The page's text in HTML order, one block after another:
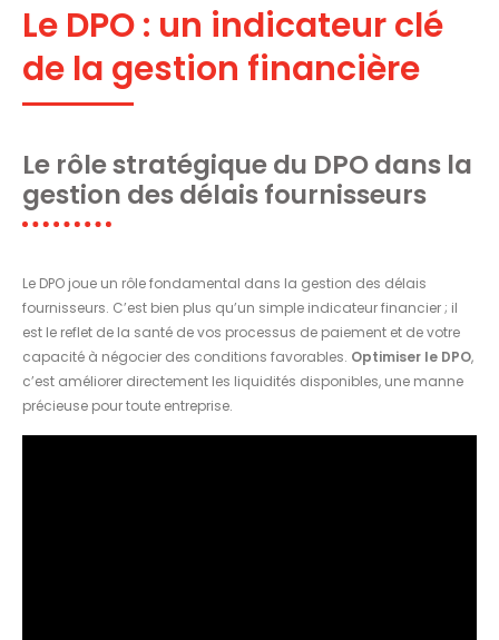
Le DPO : un indicateur clé
de la gestion financière
Le rôle stratégique du DPO dans la
gestion des délais fournisseurs
Le DPO joue un rôle fondamental dans la gestion des délais
fournisseurs. C’est bien plus qu’un simple indicateur financier ; il
est le reflet de la santé de vos processus de paiement et de votre
capacité à négocier des conditions favorables. Optimiser le DPO,
c’est améliorer directement les liquidités disponibles, une manne
précieuse pour toute entreprise.